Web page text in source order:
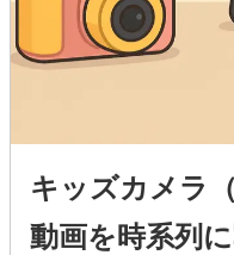
キッズカメラ
動画を時系列